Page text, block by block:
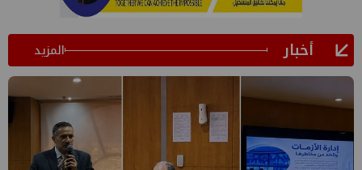
أخبار المزيد